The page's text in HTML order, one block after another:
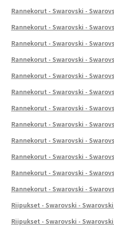
Rannekorut - Swarovski -
Rannekorut - Swarovski -
Rannekorut - Swarovski -
Rannekorut - Swarovski -
Rannekorut - Swarovski -
Rannekorut - Swarovski -
Rannekorut - Swarovski -
Rannekorut - Swarovski -
Rannekorut - Swarovski -
Rannekorut - Swarovski -
Rannekorut - Swarovski -
Rannekorut - Swarovski -
Riipukset - Swarovski -
Riipukset - Swarovski -